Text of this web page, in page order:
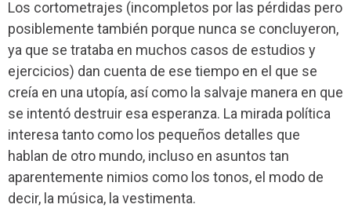
Los cortometrajes (incompletos por las pérdidas pero
posiblemente también porque nunca se concluyeron,
ya que se trataba en muchos casos de estudios y
ejercicios) dan cuenta de ese tiempo en el que se
creía en una utopía, así como la salvaje manera en que
se intentó destruir esa esperanza. La mirada política
interesa tanto como los pequeños detalles que
hablan de otro mundo, incluso en asuntos tan
aparentemente nimios como los tonos, el modo de
decir, la música, la vestimenta.